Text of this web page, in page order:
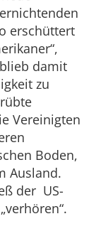
erschüttert
damit
zu
Vereinigten
Boden,
Ausland.
der US-